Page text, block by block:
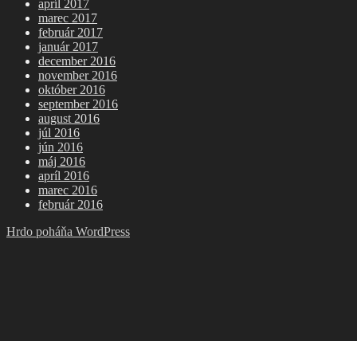
apríl 2017
marec 2017
február 2017
január 2017
december 2016
november 2016
október 2016
september 2016
august 2016
júl 2016
jún 2016
máj 2016
apríl 2016
marec 2016
február 2016
Hrdo poháňa WordPress